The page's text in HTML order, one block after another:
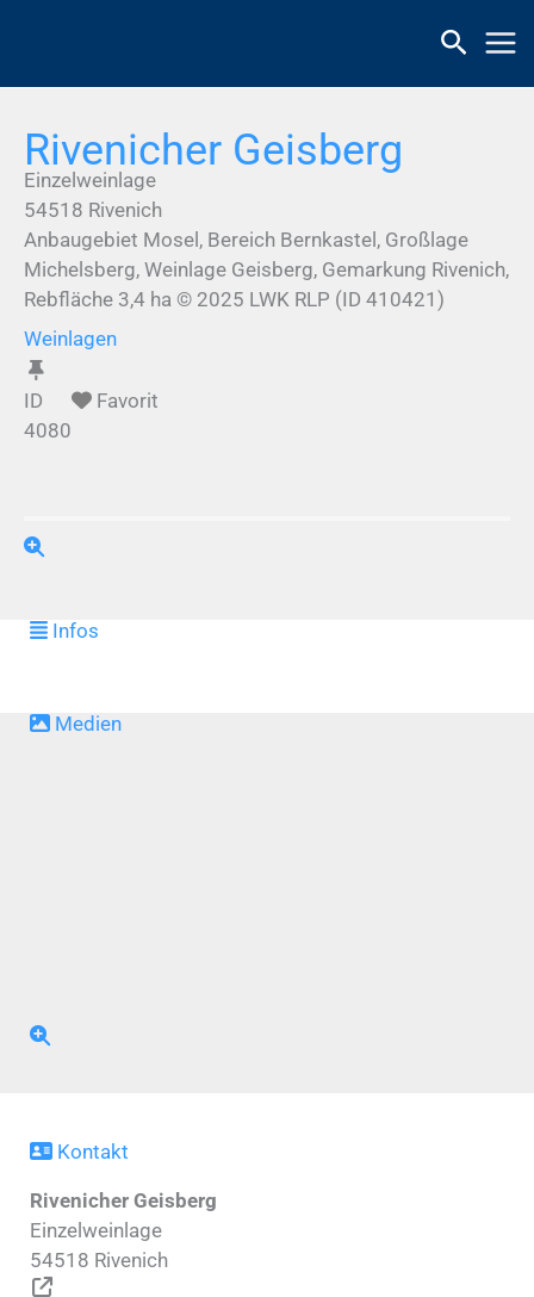
Rivenicher Geisberg
Einzelweinlage
54518 Rivenich
Anbaugebiet Mosel, Bereich Bernkastel, Großlage
Michelsberg, Weinlage Geisberg, Gemarkung Rivenich,
Rebfläche 3,4 ha © 2025 LWK RLP (ID 410421)
Weinlagen
ID
4080
Favorit
Infos
Medien
Kontakt
Rivenicher Geisberg
Einzelweinlage
54518 Rivenich